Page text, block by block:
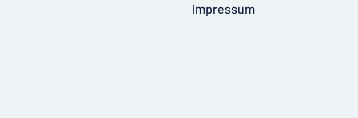
Impressum